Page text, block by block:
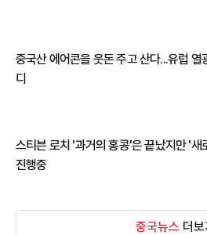
중국산 에어콘을 웃돈 주고 산다...유럽 열
디
스티븐 로치 '과거의 홍콩'은 끝났지만 '새
진행중
중국뉴스 더보